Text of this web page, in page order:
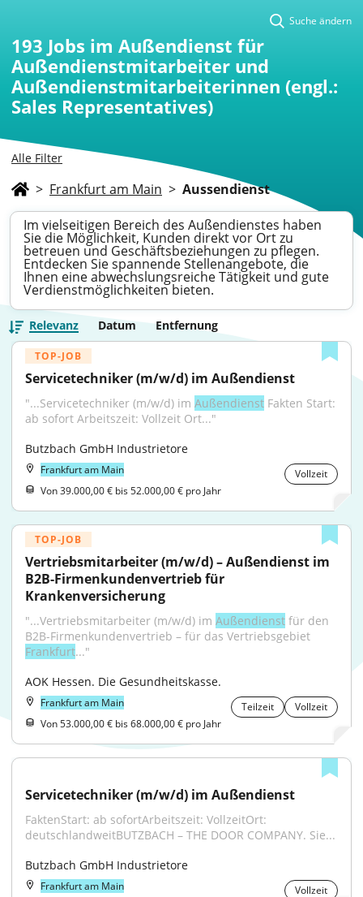
Alle Filter
Suche ändern
193 Jobs im Außendienst für
Außendienstmitarbeiter und
Außendienstmitarbeiterinnen (engl.:
Sales Representatives)
> Frankfurt am Main > Aussendienst
Im vielseitigen Bereich des Außendienstes haben
Sie die Möglichkeit, Kunden direkt vor Ort zu
betreuen und Geschäftsbeziehungen zu pflegen.
Entdecken Sie spannende Stellenangebote, die
Ihnen eine abwechslungsreiche Tätigkeit und gute
Verdienstmöglichkeiten bieten.
Relevanz Datum Entfernung
TOP-JOB
Servicetechniker (m/w/d) im Außendienst
"...Servicetechniker (m/w/d) im Außendienst Fakten Start:
ab sofort Arbeitszeit: Vollzeit Ort..."
Butzbach GmbH Industrietore
Frankfurt am Main
Vollzeit
Von 39.000,00 € bis 52.000,00 € pro Jahr
TOP-JOB
Vertriebsmitarbeiter (m/w/d) – Außendienst im
B2B-Firmenkundenvertrieb für
Krankenversicherung
"...Vertriebsmitarbeiter (m/w/d) im Außendienst für den
Frankfurt..."
AOK Hessen. Die Gesundheitskasse.
Frankfurt am Main Teilzeit
Vollzeit
Von 53.000,00 € bis 68.000,00 € pro Jahr
Servicetechniker (m/w/d) im Außendienst
FaktenStart: ab sofortArbeitszeit: VollzeitOrt:
deutschlandweitBUTZBACH – THE DOOR COMPANY. Sie...
Butzbach GmbH Industrietore
Frankfurt am Main Vollzeit